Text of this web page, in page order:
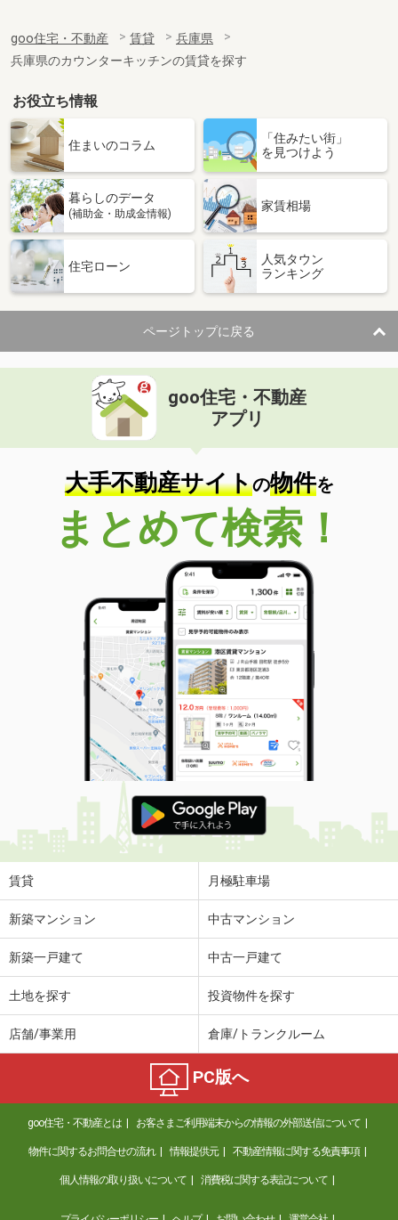
専有面積
22.35m²
間取り
1K
兵庫県明石市西明石町５丁目
価 格
兵庫県明石市西明石町５丁目
専有面積 24.51m²
間取り
兵庫県明石市大久保町西島
住 所
兵庫県明石市大久保町西島
専有面積 45.09m²
間取り
2DK
兵庫県明石市魚住町西岡
価 格
住 所
兵庫県明石市魚住町西岡
専有面積 25.67m²
間取り
ワンルーム
兵庫県三木市志染町東自由が丘１丁目
価 格
6万円
兵庫県三木市志染町東自由が丘１丁目
22.77m²
間取り
ワンルーム
兵庫県明石市朝霧町３丁目
価 格
5.80万円
住 所
兵庫県明石市朝霧町３丁目
専有面積 20.28m²
間取り
1K
兵庫県尼崎市稲葉荘１丁目
価 格
4.30万円
住 所
兵庫県尼崎市稲葉荘１丁目
専有面積
兵庫県神戸市灘区将軍通２丁目
6.80万円
兵庫県伊丹市荻野３
8.70万円
住 所
兵庫県伊丹市荻野３
専有面積 65.7m²
間取り
3LDK
兵庫県伊丹市北本町２
goo住宅・不動産 賃貸
兵庫県
兵庫県のカウンターキッチンの賃貸を探す
お役立ち情報
住まいのコラム
「住みたい街」
を見つけよう
暮らしのデータ
(補助金・助成金情報)
家賃相場
住宅ローン
人気タウン
ランキング
ページトップに戻る
goo住宅・不動産
アプリ
大手不動産サイトの物件を
まとめて検索！
賃貸 月極駐車場
新築マンション 中古マンション
新築一戸建て 中古一戸建て
土地を探す 投資物件を探す
店舗/事業用 倉庫/トランクルーム
PC版へ
goo住宅・不動産とは お客さまご利用端末からの情報の外部送信について
物件に関するお問合せの流れ 情報提供元 不動産情報に関する免責事項
個人情報の取り扱いについて 消費税に関する表記について